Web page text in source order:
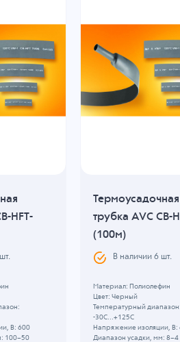
HFT-
шт.
В: 600
100~50
Термоусадочная
трубка AVC CB-
(100м)
В наличии6 шт.
Материал: Полиолефин
Цвет: Черный
Температурный диапазон:
-30C...+125C
Напряжение изоляции, В:
Диапазон усадки, мм: 8~4